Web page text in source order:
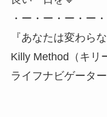
・ー・ー・ー・ー・
『あなたは変わら
Killy Method（キリ
ライフナビゲータ